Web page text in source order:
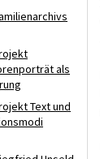
als
Text und